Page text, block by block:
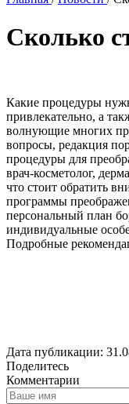
Сколько
Какие процедуры
привлекательно, а
волнующие многих
вопросы, редакция
процедуры для
врач-косметолог,
что стоит обратить
программы
персональный план
индивидуальные
Подробные
Дата публикации:
Поделитесь
Комментарии